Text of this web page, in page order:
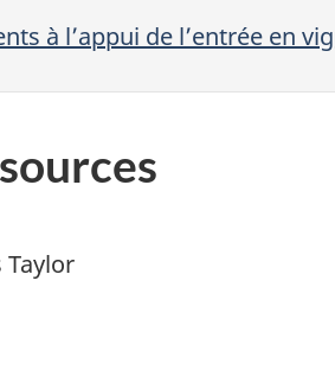
à l’appui de l’entrée en
Taylor